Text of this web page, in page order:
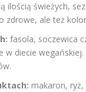
ilością świeżych,
zdrowe, ale też
fasola, soczewica
diecie
makaron, ryż,